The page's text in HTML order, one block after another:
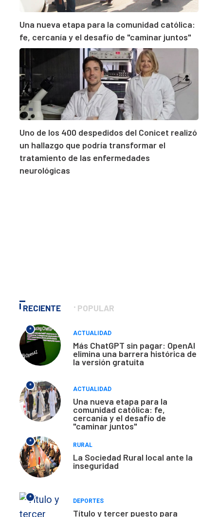
Una nueva etapa para la comunidad católica:
fe, cercanía y el desafío de "caminar juntos"
Uno de los 400 despedidos del Conicet realizó
un hallazgo que podría transformar el
tratamiento de las enfermedades
neurológicas
RECIENTE POPULAR
*
ACTUALIDAD
Más ChatGPT sin pagar: OpenAI
elimina una barrera histórica de
la versión gratuita
*
ACTUALIDAD
Una nueva etapa para la
comunidad católica: fe,
cercanía y el desafío de
"caminar juntos"
*
RURAL
La Sociedad Rural local ante la
inseguridad
*
DEPORTES
Título y tercer puesto para